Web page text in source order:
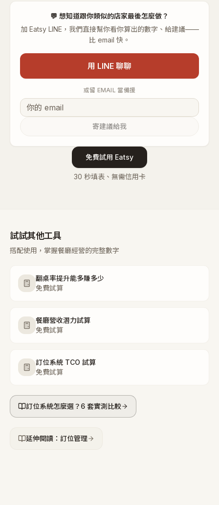
💬 想知道跟你類似的店家最後怎麼做？
加 Eatsy LINE，我們直接幫你看你算出的數字、給建議——
比 email 快。
用 LINE 聊聊
或留 EMAIL 當備援
寄建議給我
免費試用 Eatsy
30 秒填表、無需信用卡
試試其他工具
搭配使用，掌握餐廳經營的完整數字
翻桌率提升能多賺多少
免費試算
餐廳營收潛力試算
免費試算
訂位系統 TCO 試算
免費試算
訂位系統怎麼選？6 套實測比較
延伸閱讀：訂位管理